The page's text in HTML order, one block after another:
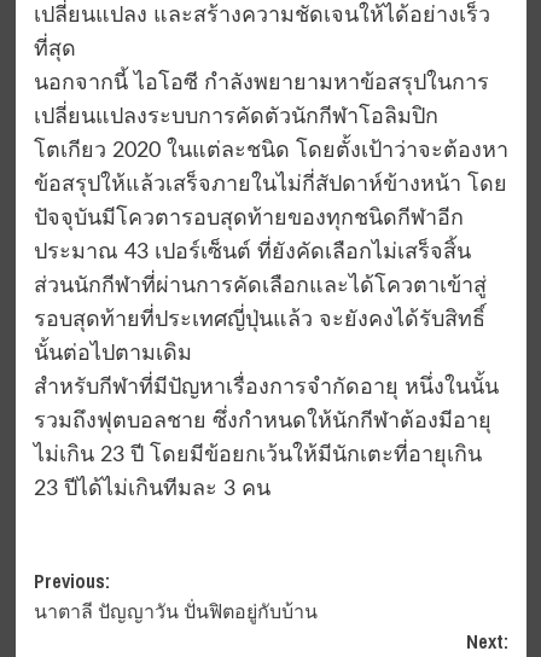
เปลี่ยนแปลง และสร้างความชัดเจนให้ได้อย่างเร็ว
ที่สุด
นอกจากนี้ ไอโอซี กำลังพยายามหาข้อสรุปในการ
เปลี่ยนแปลงระบบการคัดตัวนักกีฬาโอลิมปิก
โตเกียว 2020 ในแต่ละชนิด โดยตั้งเป้าว่าจะต้องหา
ข้อสรุปให้แล้วเสร็จภายในไม่กี่สัปดาห์ข้างหน้า โดย
ปัจจุบันมีโควตารอบสุดท้ายของทุกชนิดกีฬาอีก
ประมาณ 43 เปอร์เซ็นต์ ที่ยังคัดเลือกไม่เสร็จสิ้น
ส่วนนักกีฬาที่ผ่านการคัดเลือกและได้โควตาเข้าสู่
รอบสุดท้ายที่ประเทศญี่ปุ่นแล้ว จะยังคงได้รับสิทธิ์
นั้นต่อไปตามเดิม
สำหรับกีฬาที่มีปัญหาเรื่องการจำกัดอายุ หนึ่งในนั้น
รวมถึงฟุตบอลชาย ซึ่งกำหนดให้นักกีฬาต้องมีอายุ
ไม่เกิน 23 ปี โดยมีข้อยกเว้นให้มีนักเตะที่อายุเกิน
23 ปีได้ไม่เกินทีมละ 3 คน
Post
navigation
Previous:
นาตาลี ปัญญาวัน ปั่นฟิตอยู่กับบ้าน
Next: